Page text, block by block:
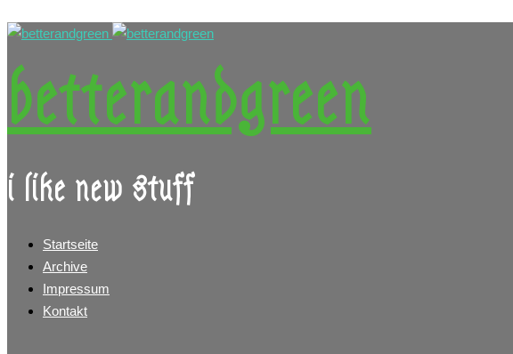
betterandgreen
i like new stuff
Startseite
Archive
Impressum
Kontakt